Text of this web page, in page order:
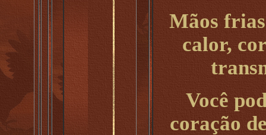
Mãos
calor,
Você
coração